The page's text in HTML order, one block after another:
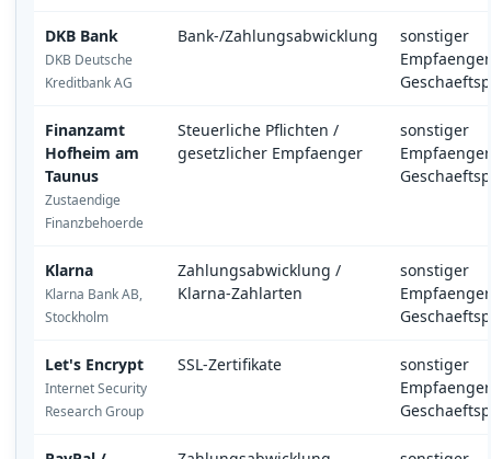
DKB Bank
DKB Deutsche
Kreditbank AG
Bank-/Zahlungsabwicklung
sonstiger
Finanzamt
Hofheim am
Taunus
Zustaendige
Finanzbehoerde
Steuerliche Pflichten /
gesetzlicher Empfaenger
sonstiger
Klarna
Klarna Bank AB,
Stockholm
Zahlungsabwicklung /
Klarna-Zahlarten
sonstiger
Let's Encrypt
Internet Security
Research Group
SSL-Zertifikate
sonstiger